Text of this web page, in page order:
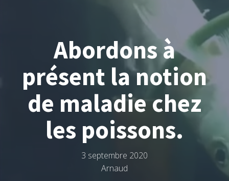
Abordons à
présent la notion
de maladie chez
les poissons.
3 septembre 2020
Arnaud